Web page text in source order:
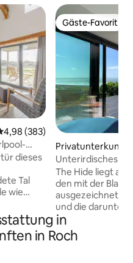
Bewertung:
4,98 (383)
dieses
Tal
wie
Gäste-Favorit
Gäste-Favorit
Privatunterkunft
keshire
Unterirdisches
und Sauna
The Hide liegt am
den mit der
ausgezeichneten
und die darunter
Feuchtgebiete,
unsere lokale
in
in Roch